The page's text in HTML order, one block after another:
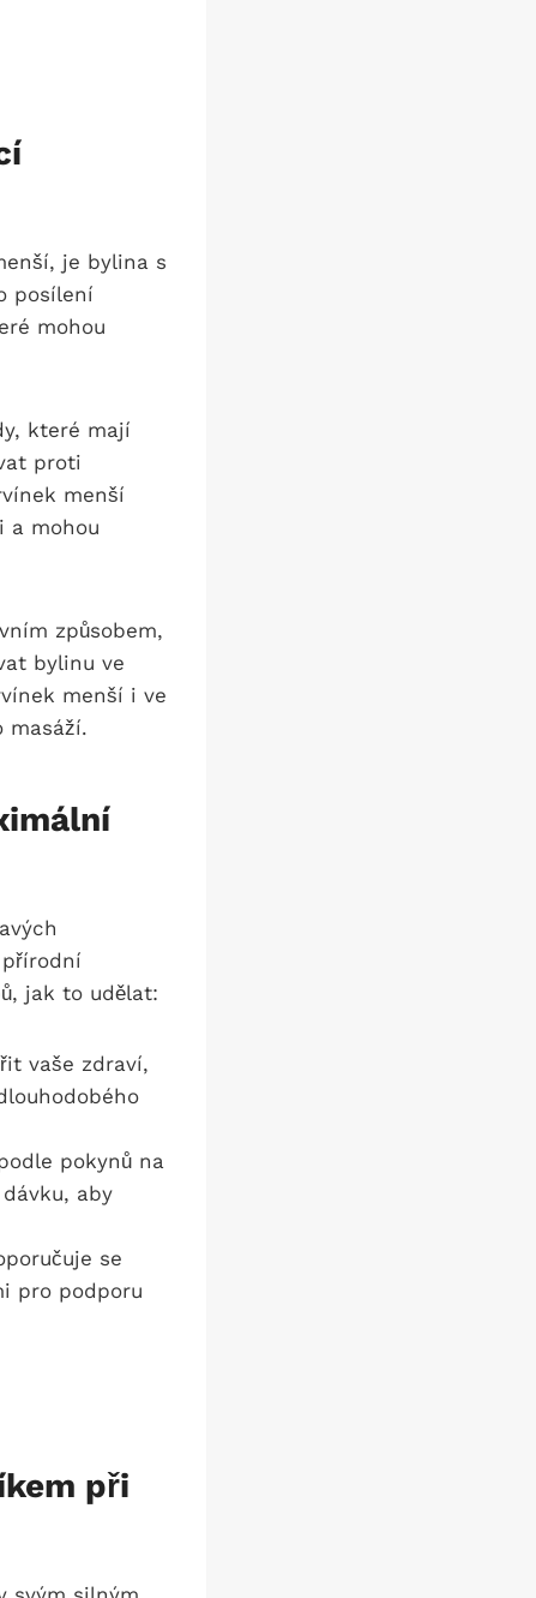
je bylina s
posílení
mohou
které mají
proti
menší
a mohou
způsobem,
bylinu ve
menší i ve
masáží.
jak to udělat:
vaše zdraví,
pokynů na
aby
se
pro podporu
při